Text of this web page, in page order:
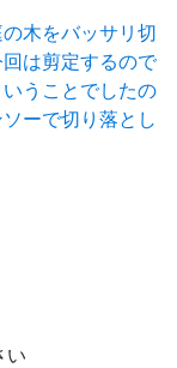
木をバッサリ切
は剪定するので
うことでしたの
ーで切り落とし
い